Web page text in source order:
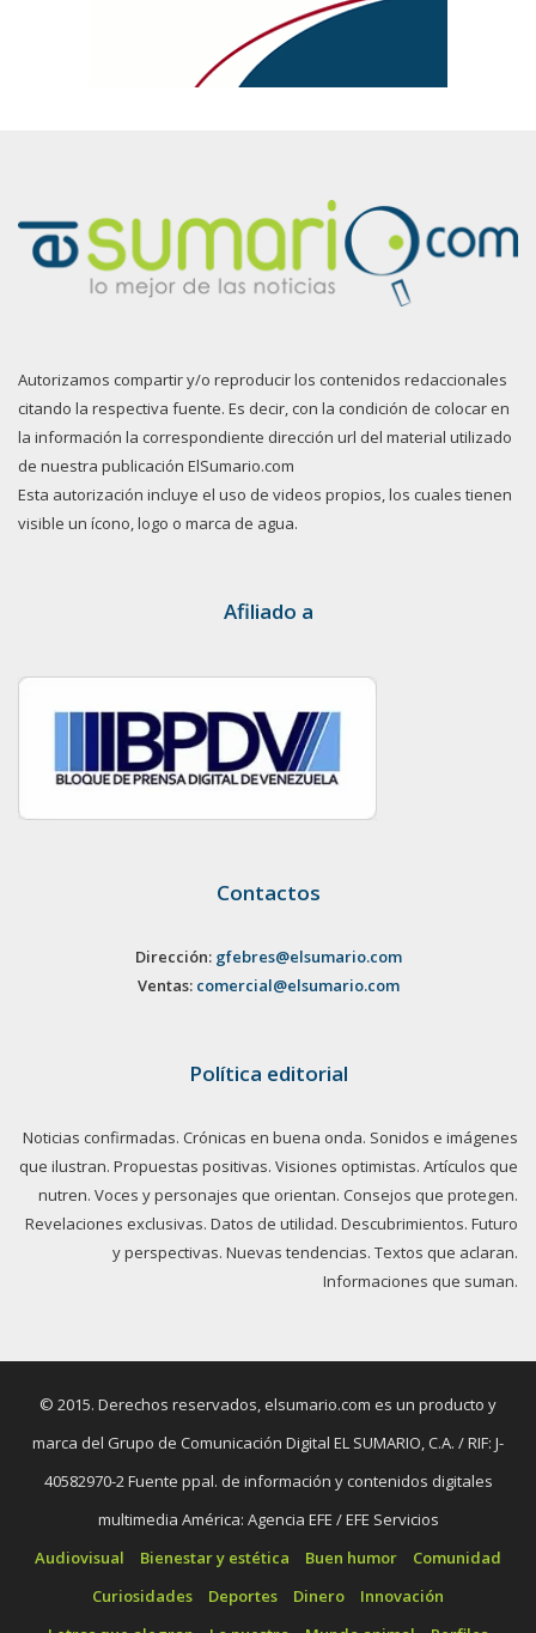
Autorizamos compartir y/o reproducir los contenidos redaccionales
citando la respectiva fuente. Es decir, con la condición de colocar en
la información la correspondiente dirección url del material utilizado
de nuestra publicación ElSumario.com
Esta autorización incluye el uso de videos propios, los cuales tienen
visible un ícono, logo o marca de agua.
Afiliado a
Contactos
Dirección: gfebres@elsumario.com
Ventas: comercial@elsumario.com
Política editorial
Noticias confirmadas. Crónicas en buena onda. Sonidos e imágenes
que ilustran. Propuestas positivas. Visiones optimistas. Artículos que
nutren. Voces y personajes que orientan. Consejos que protegen.
Revelaciones exclusivas. Datos de utilidad. Descubrimientos. Futuro
y perspectivas. Nuevas tendencias. Textos que aclaran.
Informaciones que suman.
© 2015. Derechos reservados, elsumario.com es un producto y
marca del Grupo de Comunicación Digital EL SUMARIO, C.A. / RIF: J-
40582970-2 Fuente ppal. de información y contenidos digitales
multimedia América: Agencia EFE / EFE Servicios
Audiovisual
Bienestar y estética Buen humor
Comunidad
Curiosidades
Deportes Dinero
Innovación